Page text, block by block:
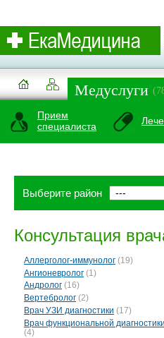
Медуслуги
Прием
специалиста
Выберите район
Консультация
Аллерголог-иммунолог (19)
Ангионевролог (1)
Андролог (16)
Вертебролог (2)
Врач УЗИ диагностики (17)
Врач функциональной диагностики
(4)